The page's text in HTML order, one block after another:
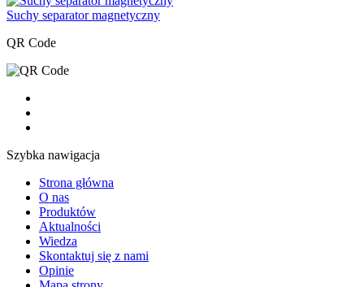
Suchy separator magnetyczny
QR Code
Szybka nawigacja
Strona główna
O nas
Produktów
Aktualności
Wiedza
Skontaktuj się z nami
Opinie